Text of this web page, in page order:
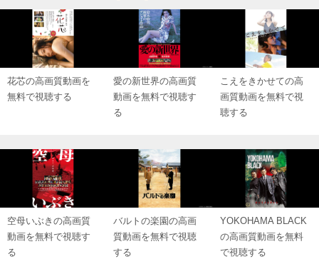
花芯の高画質動画を
無料で視聴する
愛の新世界の高画質
動画を無料で視聴す
る
こえをきかせての高
画質動画を無料で視
聴する
空母いぶきの高画質
動画を無料で視聴す
る
バルトの楽園の高画
質動画を無料で視聴
する
YOKOHAMA BLACK
の高画質動画を無料
で視聴する